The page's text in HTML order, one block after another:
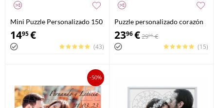
Mini Puzzle Personalizado 150
Piezas
1495€
(43)
Puzzle personalizado corazón
111 piezas
2396€2995 €
(15)
-50%